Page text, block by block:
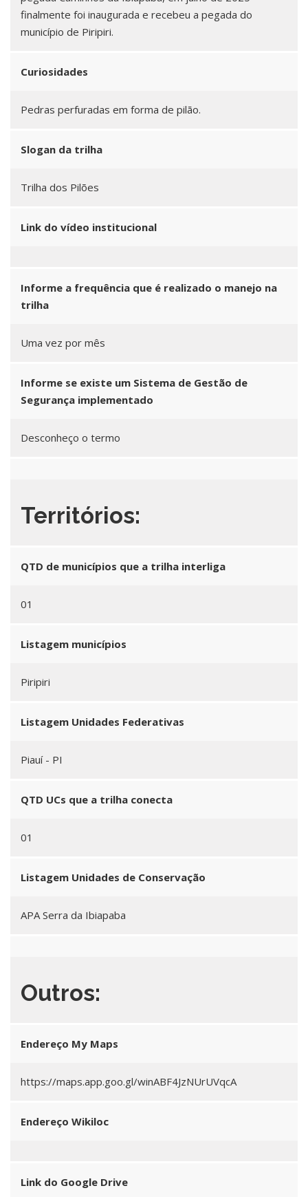
finalmente foi inaugurada e recebeu a pegada do
município de Piripiri.
Curiosidades
Pedras perfuradas em forma de pilão.
Slogan da trilha
Trilha dos Pilões
Link do vídeo institucional
Informe a frequência que é realizado o manejo na
trilha
Uma vez por mês
Informe se existe um Sistema de Gestão de
Segurança implementado
Desconheço o termo
Territórios:
QTD de municípios que a trilha interliga
01
Listagem municípios
Piripiri
Listagem Unidades Federativas
Piauí - PI
QTD UCs que a trilha conecta
01
Listagem Unidades de Conservação
APA Serra da Ibiapaba
Outros:
Endereço My Maps
https://maps.app.goo.gl/winABF4JzNUrUVqcA
Endereço Wikiloc
Link do Google Drive